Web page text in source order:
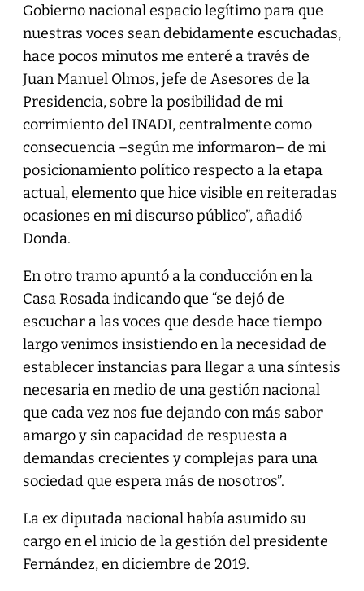
Gobierno nacional espacio legítimo para que
nuestras voces sean debidamente escuchadas,
hace pocos minutos me enteré a través de
Juan Manuel Olmos, jefe de Asesores de la
Presidencia, sobre la posibilidad de mi
corrimiento del INADI, centralmente como
consecuencia –según me informaron– de mi
posicionamiento político respecto a la etapa
actual, elemento que hice visible en reiteradas
ocasiones en mi discurso público”, añadió
Donda.
En otro tramo apuntó a la conducción en la
Casa Rosada indicando que “se dejó de
escuchar a las voces que desde hace tiempo
largo venimos insistiendo en la necesidad de
establecer instancias para llegar a una síntesis
necesaria en medio de una gestión nacional
que cada vez nos fue dejando con más sabor
amargo y sin capacidad de respuesta a
demandas crecientes y complejas para una
sociedad que espera más de nosotros”.
La ex diputada nacional había asumido su
cargo en el inicio de la gestión del presidente
Fernández, en diciembre de 2019.